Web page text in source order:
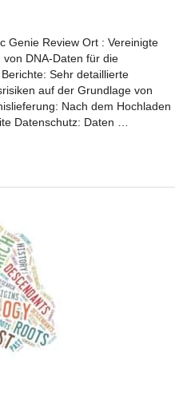
Genie Review Ort : Vereinigte
DNA-Daten für die
Sehr detaillierte
auf der Grundlage von
Nach dem Hochladen
Datenschutz: Daten …